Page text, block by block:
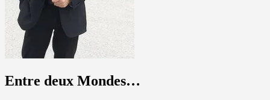
Entre deux Mondes…